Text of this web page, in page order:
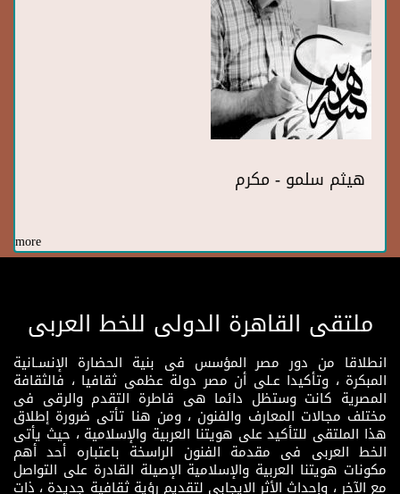
هيثم سلمو - مكرم
more
ملتقى القاهرة الدولى للخط العربى
انطلاقا من دور مصر المؤسس فى بنية الحضارة الإنسـانية
المبكرة ، وتأكيدا عـلى أن مصر دولة عظمى ثقافيا ، فالثقافة
المصرية كانت وستظل دائما هى قاطرة التقدم والرقى فى
مختلف مجالات المعارف والفنون ، ومن هنا تأتى ضرورة إطلاق
هذا الملتقى للتأكيد على هويتنا العربية والإسلامية ، حيث يأتى
الخط العربى فى مقدمة الفنون الراسخة باعتباره أحد أهم
مكونات هويتنا العربية والإسلامية الإصيلة القادرة على التواصل
مع الآخر ، وإحداث الأثر الإيجابي لتقديم رؤية ثقافية جديدة ، ذات